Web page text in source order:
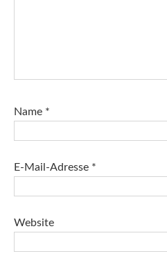
Name *
E-Mail-Adresse *
Website